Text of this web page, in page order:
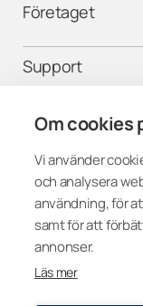
Om cookies
Vi använder
och analysera
användning, för
samt för att
annonser.
Läs mer
Företaget
Support
Kontakta oss